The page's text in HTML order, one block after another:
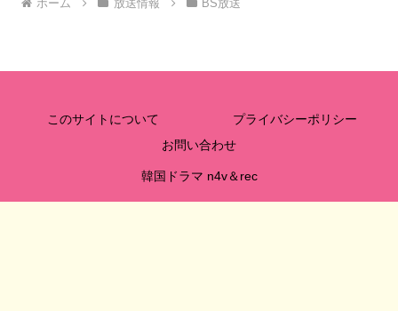
ホーム 放送情報 BS放送
このサイトについて
プライバシーポリシー
お問い合わせ
韓国ドラマ n4v＆rec